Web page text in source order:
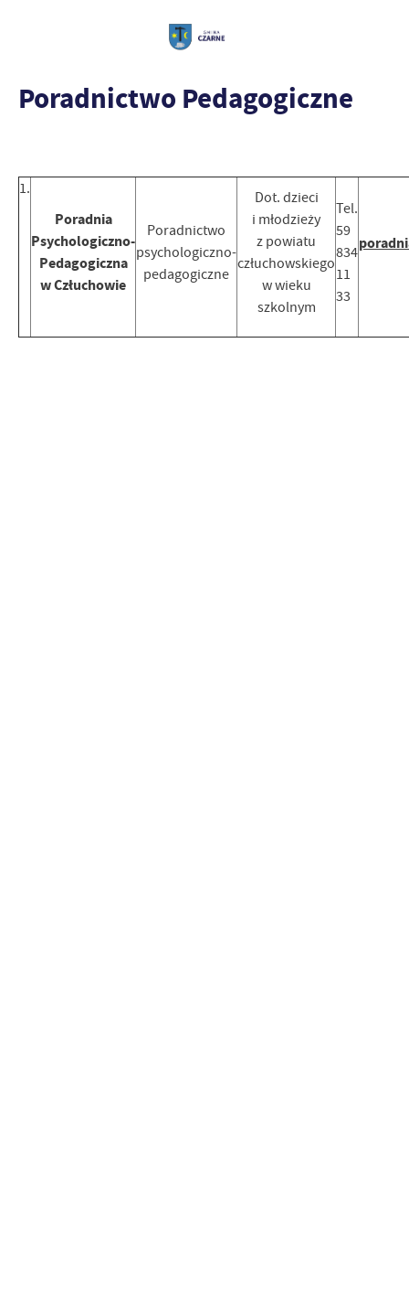
Poradnictwo Pedagogiczne
1.
Poradnia
Psychologiczno-
Pedagogiczna
w Człuchowie
Poradnictwo
psychologiczno-
pedagogiczne
Dot. dzieci
i młodzieży
z powiatu
człuchowskiego
w wieku
szkolnym
Tel.
59
834
11
33